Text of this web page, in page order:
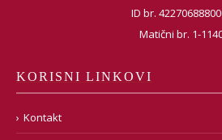
ID br.
Matični br. 1-
KORISNI LINKOVI
Kontakt